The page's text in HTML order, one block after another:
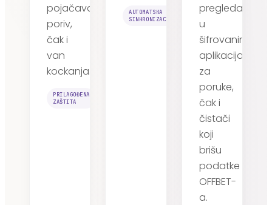
pojačava
poriv,
čak i
van
kockanja.
PRILAGOĐENA
ZAŠTITA
AUTOMATSKA
SINHRONIZACIJA
pregledač
u
šifrovanim
aplikacijama
za
poruke,
čak i
čistači
koji
brišu
podatke
OFFBET-
a.